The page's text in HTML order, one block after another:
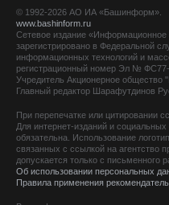
© 1992-2026 АО ИА «Башинформ».
www.bashinform.ru
Сетевое издание
зарегистрировано в Федеральной
информационных технологий и
регистрационный номер Эл №
Учредитель Акционерное
Главный редактор Шарафутдинов
При перепечатке или цитировании
Для интернет-изданий и
обязательна. Использование
связанных с ссылкой на агентство
допускается только с
Об использовании персональных
Правила применения